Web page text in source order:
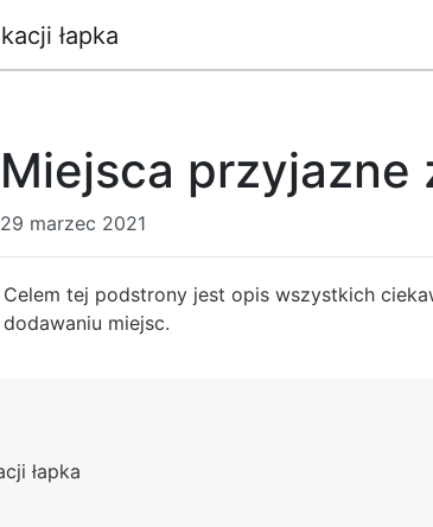
Miejsca przyjazne
29 marzec 2021
Celem tej podstrony jest opis wszystkich
dodawaniu miejsc.